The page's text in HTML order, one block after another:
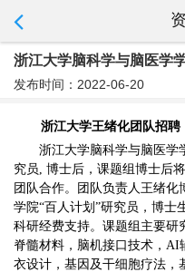
浙江大学脑科学与脑医学
发布时间：2022-06-20
浙江大学王绪化团队招
浙江大学脑科学与脑医学
究员, 博士后，课题组博士后
团队合作。团队负责人王绪
学院“百人计划”研究员，博士
科研经费支持。课题组主要研
脊髓材料，脑机接口技术，
衣设计，基因及干细胞疗法，